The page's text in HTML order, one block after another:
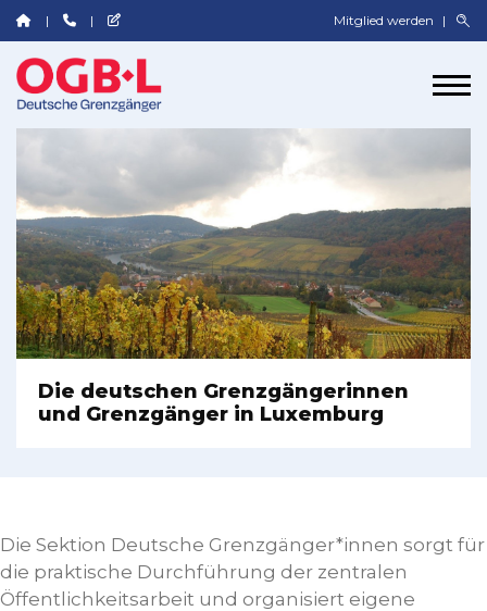
Mitglied werden
Die deutschen Grenzgängerinnen
und Grenzgänger in Luxemburg
Die Sektion Deutsche Grenzgänger*innen sorgt für
die praktische Durchführung der zentralen
Öffentlichkeitsarbeit und organisiert eigene